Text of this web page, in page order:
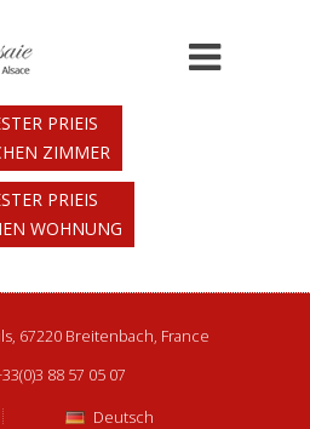
PRIEIS
ZIMMER
PRIEIS
WOHNUNG
67220 Breitenbach, France
88 57 05 07
Deutsch